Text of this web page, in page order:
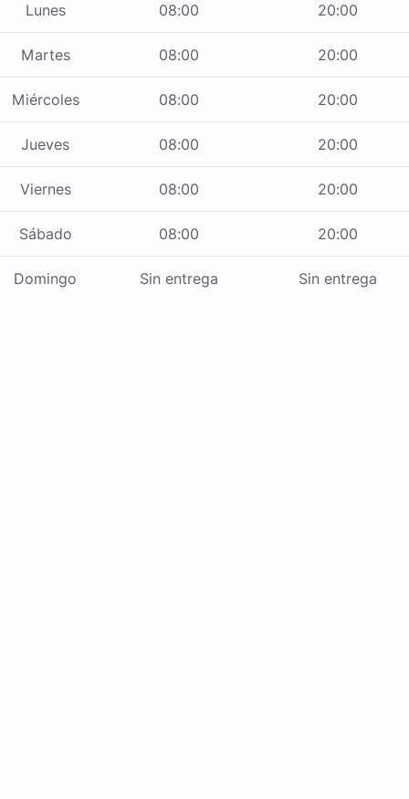
Lunes 08:00 20:00
Martes 08:00 20:00
Miércoles 08:00 20:00
Jueves 08:00 20:00
Viernes 08:00 20:00
Sábado 08:00 20:00
Domingo Sin entrega Sin entrega